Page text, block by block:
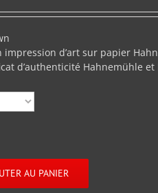
d’art sur papier
d’authenticité Hahnemühle et
AU PANIER